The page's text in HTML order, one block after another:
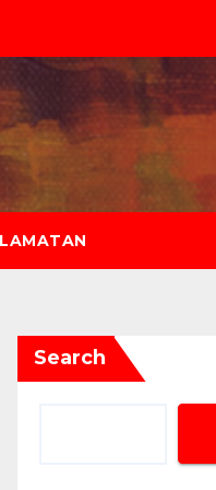
Search